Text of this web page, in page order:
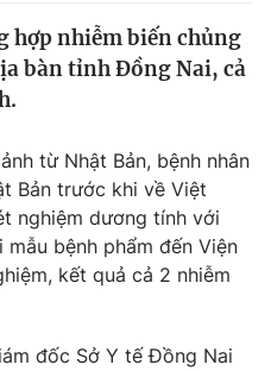
hợp nhiễm biến chủng
bàn tỉnh Đồng Nai, cả
từ Nhật Bản, bệnh nhân
Bản trước khi về Việt
nghiệm dương tính với
bệnh phẩm đến Viện
kết quả cả 2 nhiễm
đốc Sở Y tế Đồng Nai